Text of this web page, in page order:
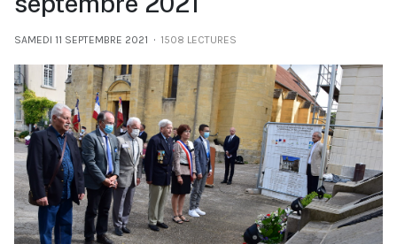
SAMEDI 11 SEPTEMBRE 2021 1508 LECTURES